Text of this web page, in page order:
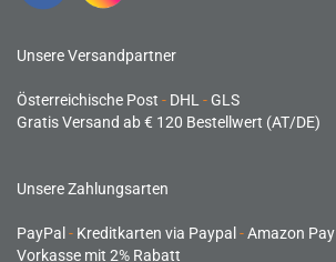
Unsere Versandpartner
Österreichische Post - DHL -GLS
Gratis Versand ab € 120 Bestellwert (AT/DE)
Unsere Zahlungsarten
PayPal - Kreditkarten via Paypal -Amazon Pay
Vorkasse mit 2% Rabatt